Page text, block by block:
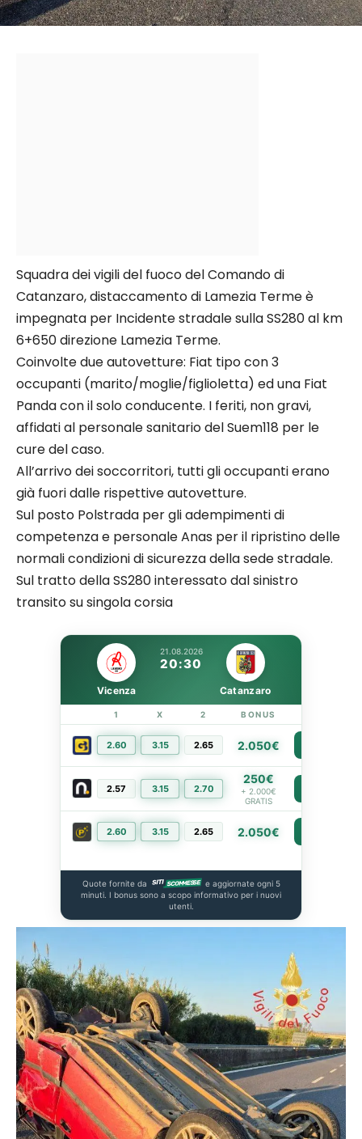
Squadra dei vigili del fuoco del Comando di
Catanzaro, distaccamento di Lamezia Terme è
impegnata per Incidente stradale sulla SS280 al km
6+650 direzione Lamezia Terme.
Coinvolte due autovetture: Fiat tipo con 3
occupanti (marito/moglie/figlioletta) ed una Fiat
Panda con il solo conducente. I feriti, non gravi,
affidati al personale sanitario del Suem118 per le
cure del caso.
All’arrivo dei soccorritori, tutti gli occupanti erano
già fuori dalle rispettive autovetture.
Sul posto Polstrada per gli adempimenti di
competenza e personale Anas per il ripristino delle
normali condizioni di sicurezza della sede stradale.
Sul tratto della SS280 interessato dal sinistro
transito su singola corsia
21.08.2026
20:30
Vicenza Catanzaro
1 X 2 BONUS
2.60 3.15 2.65 2.050€
2.57 3.15 2.70
250€
+ 2.000€
GRATIS
2.60 3.15 2.65 2.050€
Quote fornite da
e aggiornate ogni 5
minuti. I bonus sono a scopo informativo per i nuovi
utenti.